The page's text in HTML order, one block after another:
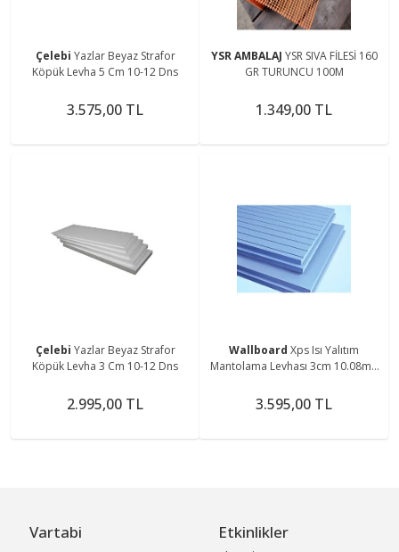
Çelebi Yazlar Beyaz Strafor
Köpük Levha 5 Cm 10-12 Dns
3.575,00 TL
YSR AMBALAJ YSR SIVA FİLESİ 160
GR TURUNCU 100M
1.349,00 TL
Çelebi Yazlar Beyaz Strafor
Köpük Levha 3 Cm 10-12 Dns
2.995,00 TL
Wallboard Xps Isı Yalıtım
Mantolama Levhası 3cm 10.08m2
3.595,00 TL
Vartabi Etkinlikler